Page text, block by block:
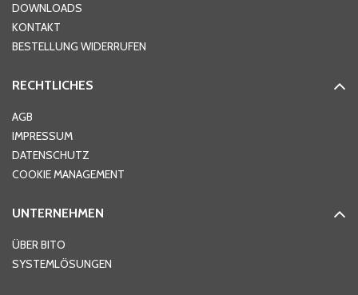
Ort*
Telefon
DOWNLOADS
KONTAKT
BESTELLUNG WIDERRUFEN
RECHTLICHES
AGB
IMPRESSUM
DATENSCHUTZ
COOKIE MANAGEMENT
UNTERNEHMEN
ÜBER BITO
SYSTEMLÖSUNGEN